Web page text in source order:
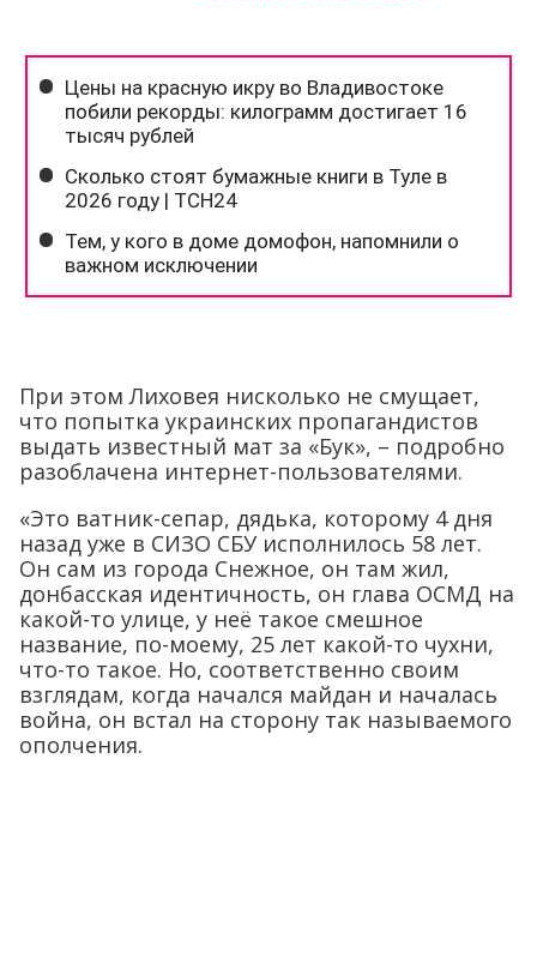
При этом Лиховея нисколько не смущает,
что попытка украинских пропагандистов
выдать известный мат за «Бук», – подробно
разоблачена интернет-пользователями.
«Это ватник-сепар, дядька, которому 4 дня
назад уже в СИЗО СБУ исполнилось 58 лет.
Он сам из города Снежное, он там жил,
донбасская идентичность, он глава ОСМД на
какой-то улице, у неё такое смешное
название, по-моему, 25 лет какой-то чухни,
что-то такое. Но, соответственно своим
взглядам, когда начался майдан и началась
война, он встал на сторону так называемого
ополчения.